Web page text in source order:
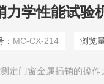
力学性能试验
： MC-CX-214 浏览
定门窗金属插销的操